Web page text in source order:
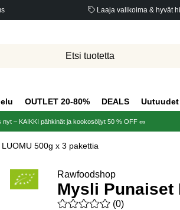
Laaja valikoima & hyvät
OUTLET 20-80% DEALS Uutuudet
nyt – KAIKKI pähkinät ja kookosöljyt 50 % OFF 🥜
500g x 3 pakettia
Rawfoodshop
Mysli Punaiset
Keskiarvoluokitus 0 / 5
(0)